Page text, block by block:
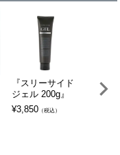
『スリーサイド
ジェル 200g』
¥3,850 （税込）
イー
ン用